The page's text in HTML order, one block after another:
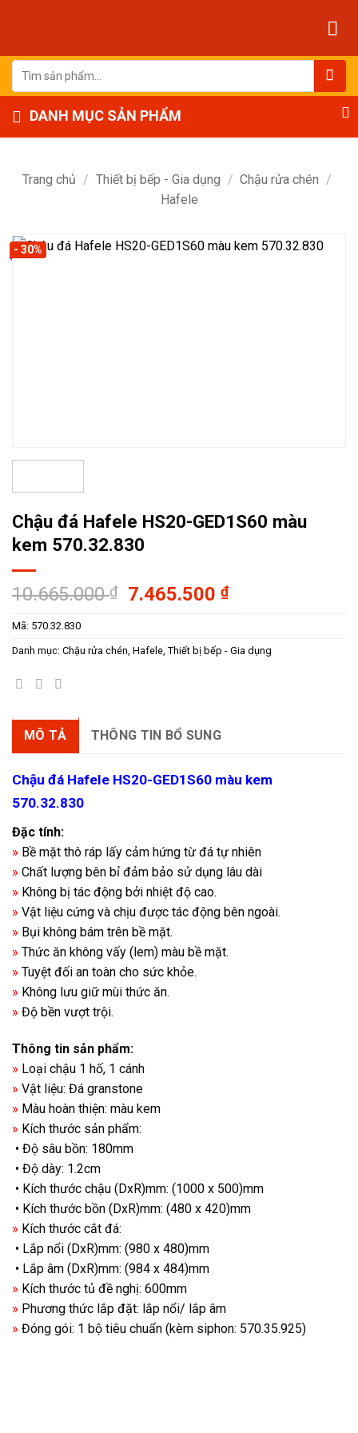
dung
Tìm
kiếm:
DANH MỤC SẢN PHẨM
Trang chủ / Thiết bị bếp - Gia dụng / Chậu rửa chén /
Hafele
- 30%
Chậu đá Hafele HS20-GED1S60 màu
kem 570.32.830
10.665.000₫
Giá
gốc
10.665.000 ₫.
7.465.500₫Giá
hiện
là:
Mã: 570.32.830
Danh mục: Chậu rửa chén Hafele Thiết bị bếp - Gia dụng
MÔ TẢ THÔNG TIN BỔ SUNG
Chậu đá Hafele HS20-GED1S60 màu kem
570.32.830
Đặc tính:
» Bề mặt thô ráp lấy cảm hứng từ đá tự nhiên
» Chất lượng bên bỉ đảm bảo sử dụng lâu dài
» Không bị tác động bởi nhiệt độ cao.
» Vật liệu cứng và chịu được tác động bên ngoài.
» Bụi không bám trên bề mặt.
» Thức ăn không vấy (lem) màu bề mặt.
» Tuyệt đối an toàn cho sức khỏe.
» Không lưu giữ mùi thức ăn.
» Độ bền vượt trội.
Thông tin sản phẩm:
» Loại chậu 1 hố, 1 cánh
» Vật liệu: Đá granstone
» Màu hoàn thiện: màu kem
» Kích thước sản phẩm:
• Độ sâu bồn: 180mm
• Độ dày: 1.2cm
• Kích thước chậu (DxR)mm: (1000 x 500)mm
• Kích thước bồn (DxR)mm: (480 x 420)mm
» Kích thước cắt đá:
• Lắp nổi (DxR)mm: (980 x 480)mm
• Lắp âm (DxR)mm: (984 x 484)mm
» Kích thước tủ đề nghị: 600mm
» Phương thức lắp đặt: lắp nổi/ lắp âm
» Đóng gói: 1 bộ tiêu chuẩn (kèm siphon: 570.35.925)